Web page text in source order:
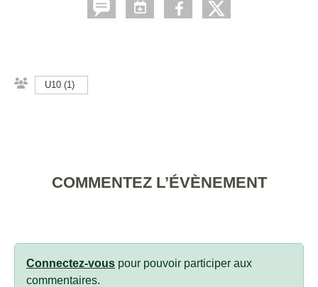
U10 (1)
COMMENTEZ L’ÉVÈNEMENT
Connectez-vous pour pouvoir participer aux
commentaires.